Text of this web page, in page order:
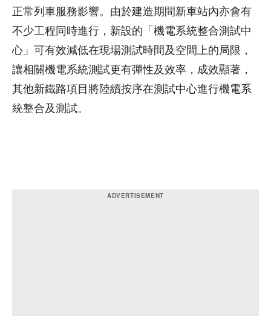
正常列車服務影響。由於建造期間新車站內亦會有
不少工程同時進行，新設的「機電系統整合測試中
心」可有效減低在現場測試時間及空間上的局限，
讓相關機電系統測試更有彈性及效率，成效顯著，
其他新鐵路項目將陸續按序在測試中心進行機電系
統整合及測試。